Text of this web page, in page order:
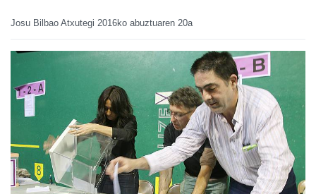
Josu Bilbao Atxutegi 2016ko abuztuaren 20a